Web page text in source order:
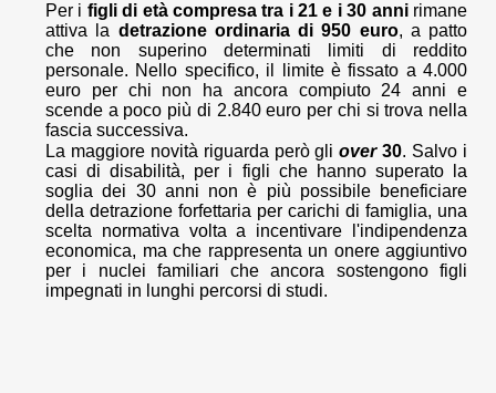
Per i figli di età compresa tra i 21 e i 30 annirimane
attiva la detrazione ordinaria di 950 euro, a patto
che non superino determinati limiti di reddito
personale. Nello specifico, il limite è fissato a 4.000
euro per chi non ha ancora compiuto 24 anni e
scende a poco più di 2.840 euro per chi si trova nella
fascia successiva.
La maggiore novità riguarda però gliover30. Salvo i
casi di disabilità, per i figli che hanno superato la
soglia dei 30 anni non è più possibile beneficiare
della detrazione forfettaria per carichi di famiglia, una
scelta normativa volta a incentivare l'indipendenza
economica, ma che rappresenta un onere aggiuntivo
per i nuclei familiari che ancora sostengono figli
impegnati in lunghi percorsi di studi.